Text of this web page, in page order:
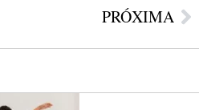
PRÓXIMA